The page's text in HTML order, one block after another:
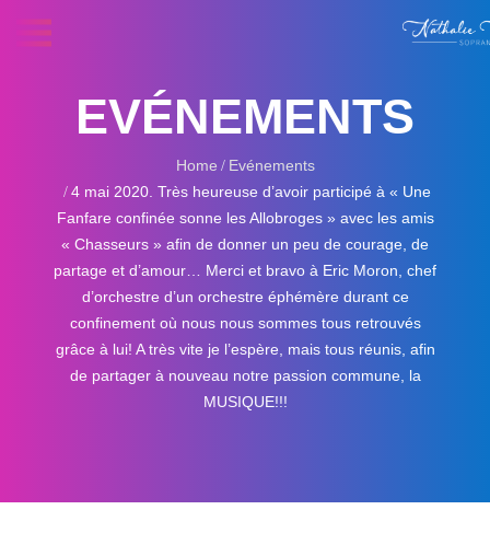
EVÉNEMENTS
Home
Evénements
4 mai 2020. Très heureuse d’avoir participé à « Une
Fanfare confinée sonne les Allobroges » avec les amis
« Chasseurs » afin de donner un peu de courage, de
partage et d’amour… Merci et bravo à Eric Moron, chef
d’orchestre d’un orchestre éphémère durant ce
confinement où nous nous sommes tous retrouvés
grâce à lui! A très vite je l’espère, mais tous réunis, afin
de partager à nouveau notre passion commune, la
MUSIQUE!!!